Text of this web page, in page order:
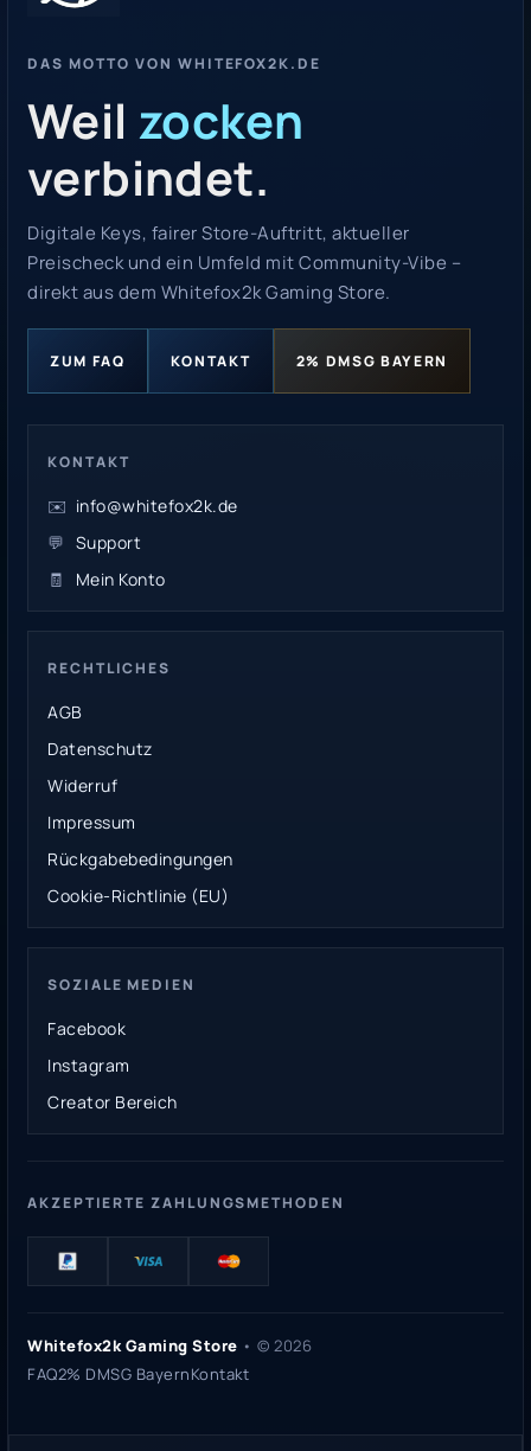
DAS MOTTO VON WHITEFOX2K.DE
Weil zocken
verbindet.
Digitale Keys, fairer Store-Auftritt, aktueller
Preischeck und ein Umfeld mit Community-Vibe –
direkt aus dem Whitefox2k Gaming Store.
ZUM FAQ KONTAKT 2% DMSG BAYERN
KONTAKT
✉️ info@whitefox2k.de
💬 Support
🧾
Mein Konto
RECHTLICHES
AGB
Datenschutz
Widerruf
Impressum
Rückgabebedingungen
Cookie-Richtlinie (EU)
SOZIALE MEDIEN
Facebook
Instagram
Creator Bereich
AKZEPTIERTE ZAHLUNGSMETHODEN
Whitefox2k Gaming Store • © 2026
FAQ2% DMSG BayernKontakt